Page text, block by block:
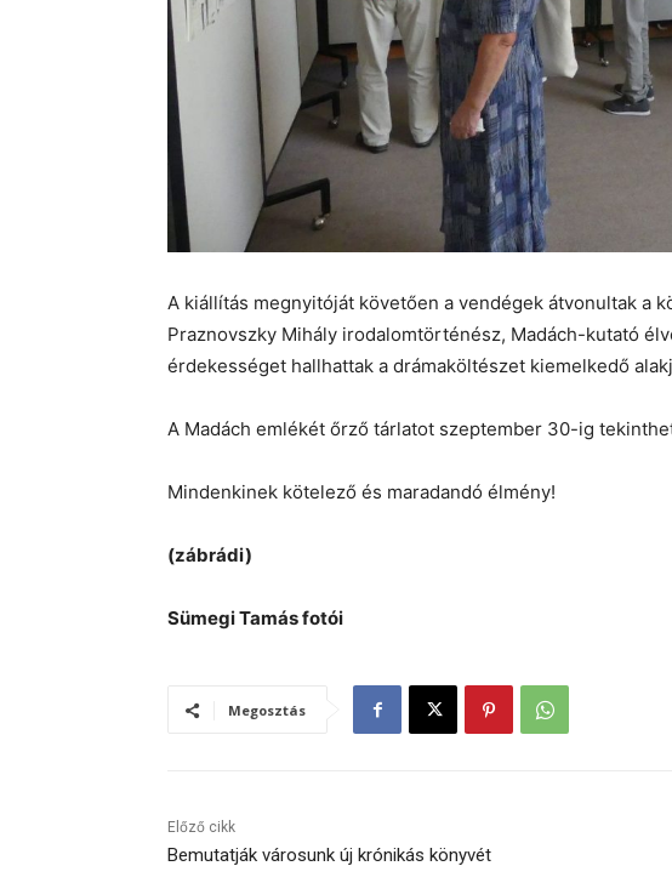
A kiállítás megnyitóját követően a vendégek átvonultak a
Praznovszky Mihály irodalomtörténész, Madách-kutató
érdekességet hallhattak a drámaköltészet kiemelkedő
A Madách emlékét őrző tárlatot szeptember 30-ig
Mindenkinek kötelező és maradandó élmény!
(zábrádi)
Sümegi Tamás fotói
Megosztás
Előző cikk
Bemutatják városunk új krónikás könyvét